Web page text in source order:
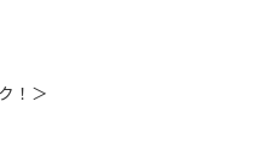
！＞